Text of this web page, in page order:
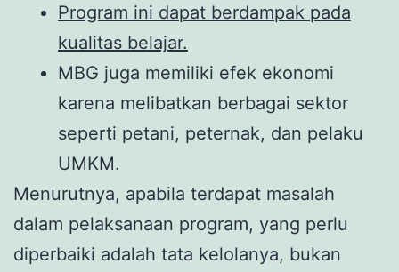
Program ini dapat berdampak pada
kualitas belajar.
MBG juga memiliki efek ekonomi
karena melibatkan berbagai sektor
seperti petani, peternak, dan pelaku
UMKM.
Menurutnya, apabila terdapat masalah
dalam pelaksanaan program, yang perlu
diperbaiki adalah tata kelolanya, bukan